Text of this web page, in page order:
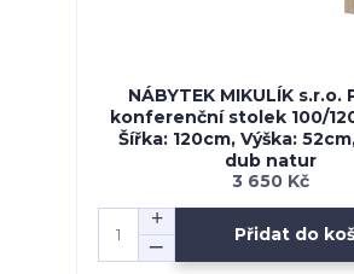
NÁBYTEK MIKULÍK s.r.o.
konferenční stolek 100/
Šířka: 120cm, Výška:
dub natur
3 650 Kč
Přidat do